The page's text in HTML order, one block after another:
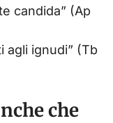
candida” (Ap
agli ignudi” (Tb
che